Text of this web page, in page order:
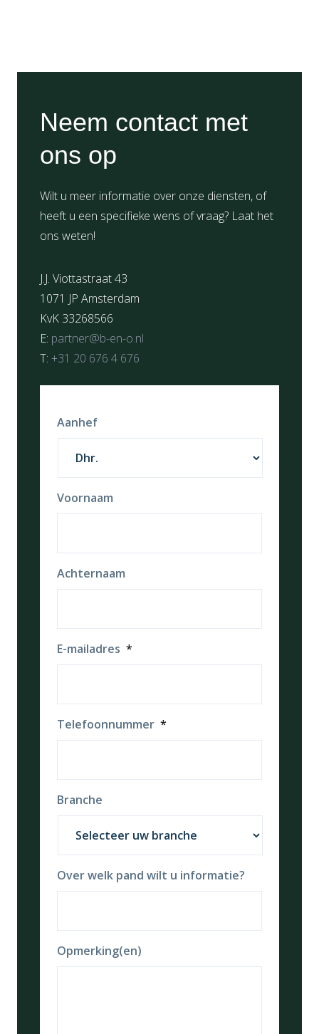
Neem contact met
ons op
Wilt u meer informatie over onze diensten, of
heeft u een specifieke wens of vraag? Laat het
ons weten!
J.J. Viottastraat 43
1071 JP Amsterdam
KvK 33268566
E: partner@b-en-o.nl
T: +31 20 676 4 676
Aanhef
Voornaam
Achternaam
E-mailadres *
Telefoonnummer *
Branche
Over welk pand wilt u informatie?
Opmerking(en)